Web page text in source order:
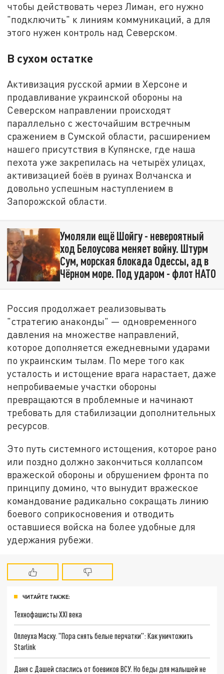
чтобы действовать через Лиман, его нужно
"подключить" к линиям коммуникаций, а для
этого нужен контроль над Северском.
В сухом остатке
Активизация русской армии в Херсоне и
продавливание украинской обороны на
Северском направлении происходят
параллельно с жесточайшим встречным
сражением в Сумской области, расширением
нашего присутствия в Купянске, где наша
пехота уже закрепилась на четырёх улицах,
активизацией боёв в руинах Волчанска и
довольно успешным наступлением в
Запорожской области.
Умоляли ещё Шойгу - невероятный
ход Белоусова меняет войну. Штурм
Сум, морская блокада Одессы, ад в
Чёрном море. Под ударом - флот НАТО
Россия продолжает реализовывать
"стратегию анаконды" — одновременного
давления на множестве направлений,
которое дополняется ежедневными ударами
по украинским тылам. По мере того как
усталость и истощение врага нарастает, даже
непробиваемые участки обороны
превращаются в проблемные и начинают
требовать для стабилизации дополнительных
ресурсов.
Это путь системного истощения, которое рано
или поздно должно закончиться коллапсом
вражеской обороны и обрушением фронта по
принципу домино, что вынудит вражеское
командование радикально сокращать линию
боевого соприкосновения и отводить
оставшиеся войска на более удобные для
удержания рубежи.
ЧИТАЙТЕ ТАКЖЕ:
Технофашисты XXI века
Оплеуха Маску. "Пора снять белые перчатки": Как уничтожить
Starlink
Даня с Дашей спаслись от боевиков ВСУ. Но беды для малышей не